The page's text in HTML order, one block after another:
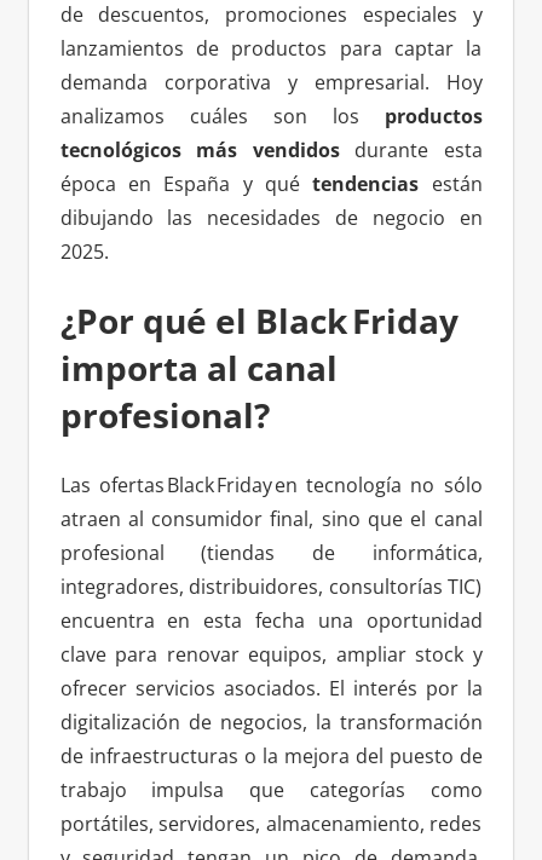
de descuentos, promociones especiales y
lanzamientos de productos para captar la
demanda corporativa y empresarial. Hoy
analizamos cuáles son los productos
tecnológicos más vendidosdurante esta
época en España y quétendencias están
dibujando las necesidades de negocio en
2025.
¿Por qué el Black Friday
importa al canal
profesional?
Las ofertas Black Friday en tecnología no sólo
atraen al consumidor final, sino que el canal
profesional (tiendas de informática,
integradores, distribuidores, consultorías TIC)
encuentra en esta fecha una oportunidad
clave para renovar equipos, ampliar stock y
ofrecer servicios asociados. El interés por la
digitalización de negocios, la transformación
de infraestructuras o la mejora del puesto de
trabajo impulsa que categorías como
portátiles, servidores, almacenamiento, redes